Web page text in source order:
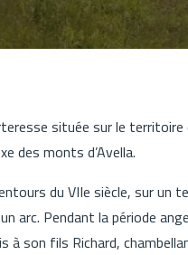
située sur le territoire
des monts d’Avella.
du VIIe siècle, sur un
arc. Pendant la période
son fils Richard,